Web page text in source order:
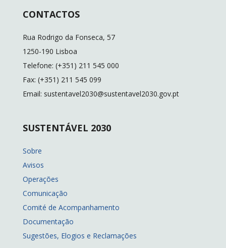
o
o
k
n n
CONTACTOS
Rua Rodrigo da Fonseca, 57
1250-190 Lisboa
Telefone: (+351) 211 545 000
Fax: (+351) 211 545 099
Email: sustentavel2030@sustentavel2030.gov.pt
SUSTENTÁVEL 2030
Sobre
Avisos
Operações
Comunicação
Comité de Acompanhamento
Documentação
Sugestões, Elogios e Reclamações